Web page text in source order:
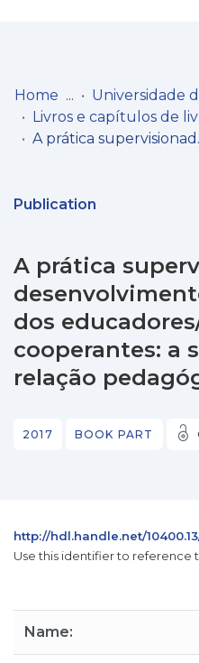
Communities
Statistics
Home
Universidade
A prática
Publication
A prática
dos
cooperantes: a
relação
2017 BOOK PART
http://hdl.handle.net/
Use this identifier to reference
Name: